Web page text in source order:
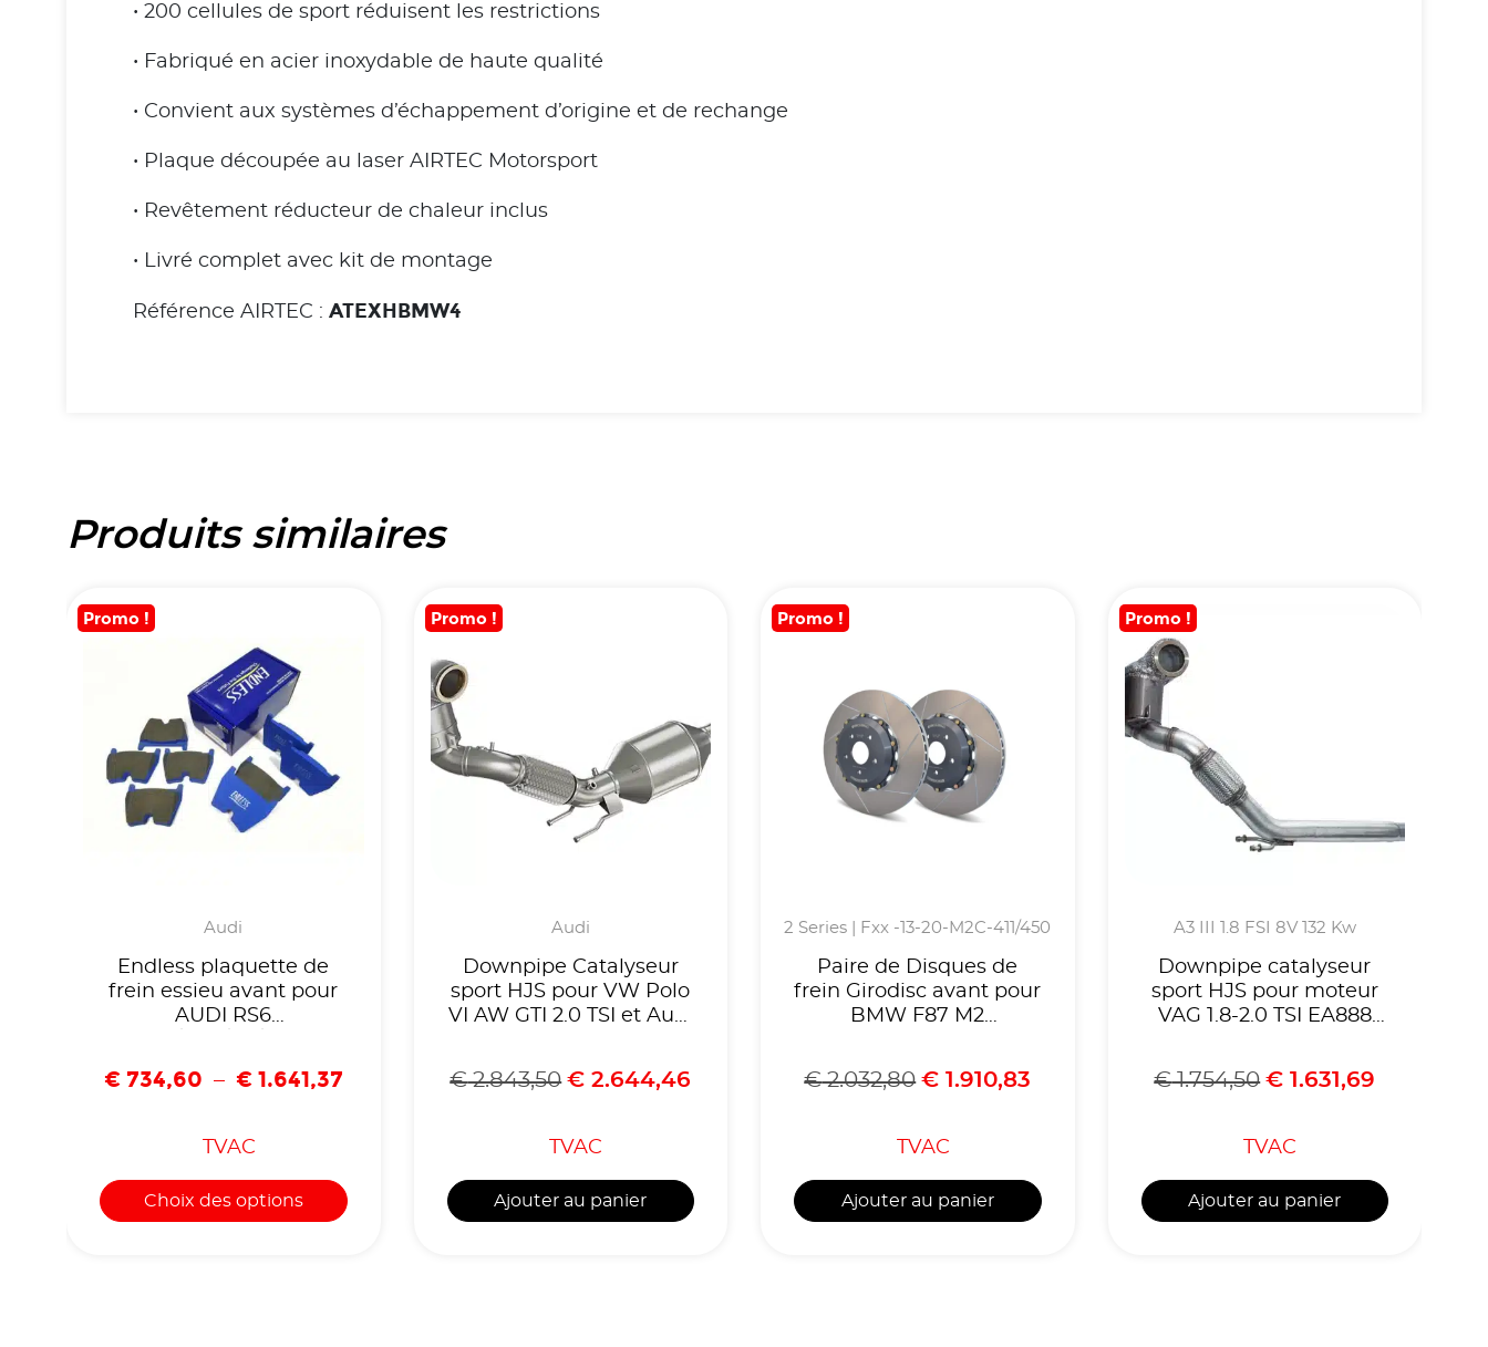
• 200 cellules de sport réduisent les restrictions
• Fabriqué en acier inoxydable de haute qualité
• Convient aux systèmes d’échappement d’origine et de rechange
• Plaque découpée au laser AIRTEC Motorsport
• Revêtement réducteur de chaleur inclus
• Livré complet avec kit de montage
Référence AIRTEC : ATEXHBMW4
Produits similaires
Promo !
Audi
Endless plaquette de
frein essieu avant pour
AUDI RS6
EIP159
€734,60 – €1.641,37
TVAC
Choix des options
Promo !
Audi
Downpipe Catalyseur
sport HJS pour VW Polo
VI AW GTI 2.0 TSI et Audi
référence 90821165
€2.843,50 € 2.644,46
TVAC
Ajouter au panier
Promo !
2 Series | Fxx -13-20-M2C-411/450
Paire de Disques de
frein Girodisc avant pour
BMW F87 M2
BMW/BMW G87 M2
€2.032,80 € 1.910,83
TVAC
Ajouter au panier
Promo !
A3 III 1.8 FSI 8V 132 Kw
Downpipe catalyseur
sport HJS pour moteur
VAG 1.8-2.0 TSI EA888
compatibilités,Homologué
€1.754,50 € 1.631,69
TVAC
Ajouter au panier